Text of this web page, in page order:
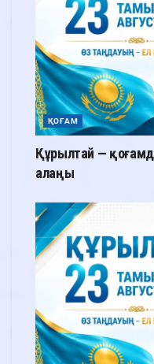
ҚОҒАМ
Құрылтай —
алаңы